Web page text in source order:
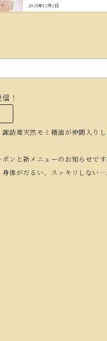
2025年12月2日
！
訪産天然モミ精油が仲間入りし
ンと新メニューのお知らせです
体がだるい、スッキリしない…